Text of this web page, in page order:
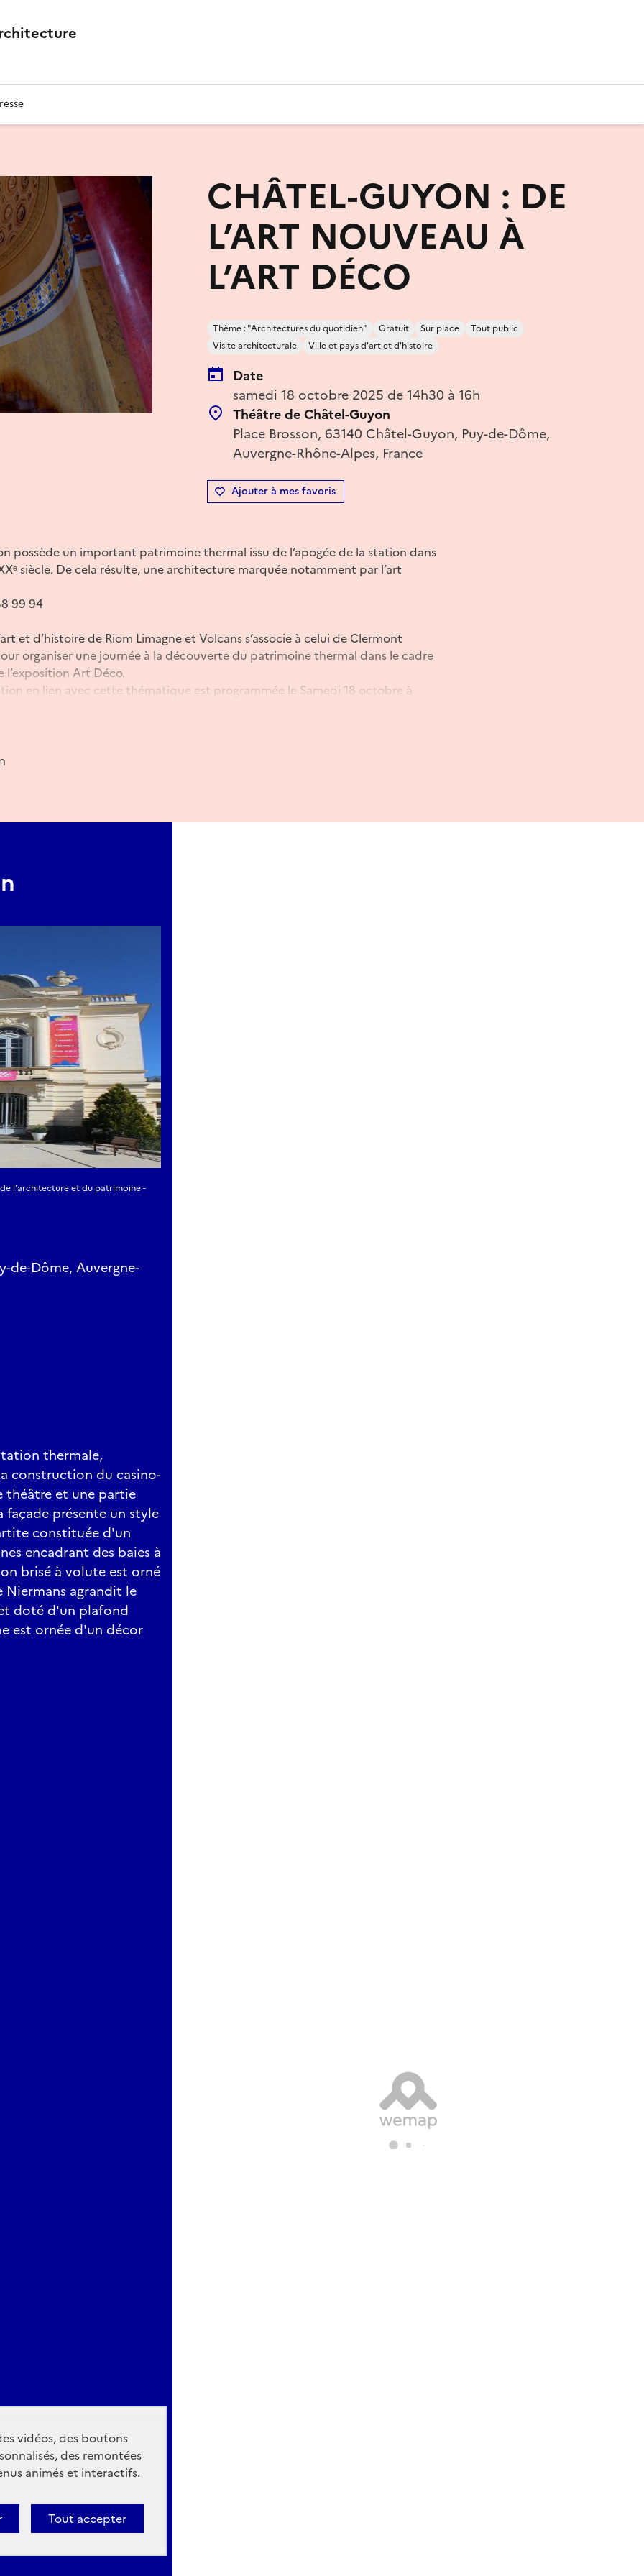
vidéos, des boutons
des remontées
animés et interactifs.
Tout accepter
CHÂTEL-GUYON : DE
L’ART NOUVEAU À
L’ART DÉCO
Thème : "Architectures du quotidien" Gratuit Sur place
Tout public
Visite architecturale
Ville et pays d'art et d'histoire
Date
samedi 18 octobre 2025 de 14h30 à 16h
Théâtre de Châtel-Guyon
Place Brosson, 63140 Châtel-Guyon, Puy-de-Dôme,
Auvergne-Rhône-Alpes, France
Ajouter à mes favoris
possède un important patrimoine thermal issu de l’apogée de la station dans
siècle. De cela résulte, une architecture marquée notamment par l’art
99 94
et d’histoire de Riom Limagne et Volcans s’associe à celui de Clermont
organiser une journée à la découverte du patrimoine thermal dans le cadre
l’exposition Art Déco.
en lien avec cette thématique est programmée le Samedi 18 octobre à
PATRIMOINE THERMAL DE ROYAT
d’informations touristiques, 3 place Allard).
au 04 73 38 99 94 ou auprès de l'office de tourisme de Clermont
de l'architecture et du patrimoine -
de-Dôme, Auvergne-
thermale,
construction du casino-
théâtre et une partie
présente un style
constituée d'un
encadrant des baies à
brisé à volute est orné
Niermans agrandit le
doté d'un plafond
est ornée d'un décor